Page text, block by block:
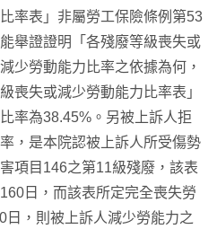
率表」非屬勞工保險條例第53
舉證證明「各殘廢等級喪失或
少勞動能力比率之依據為何，
喪失或減少勞動能力比率表」
率為38.45%。另被上訴人拒
，是本院認被上訴人所受傷勢
項目146之第11級殘廢，該表
日，而該表所定完全喪失勞
，則被上訴人減少勞能力之